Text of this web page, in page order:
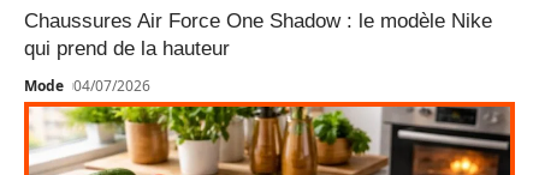
Chaussures Air Force One Shadow : le modèle Nike
qui prend de la hauteur
Mode 04/07/2026